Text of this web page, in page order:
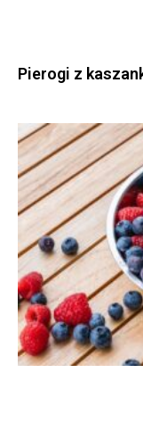
Pierogi z